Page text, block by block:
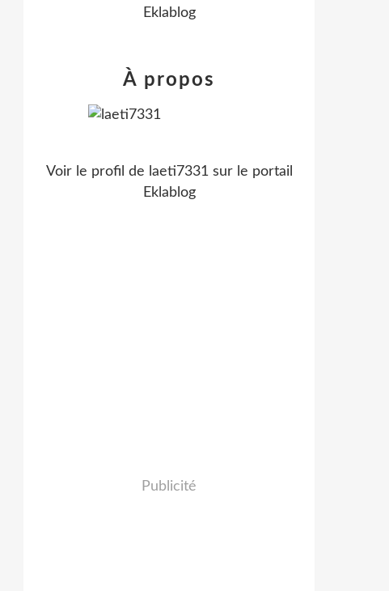
Eklablog
À propos
Voir le profil de laeti7331sur le portail
Eklablog
Publicité